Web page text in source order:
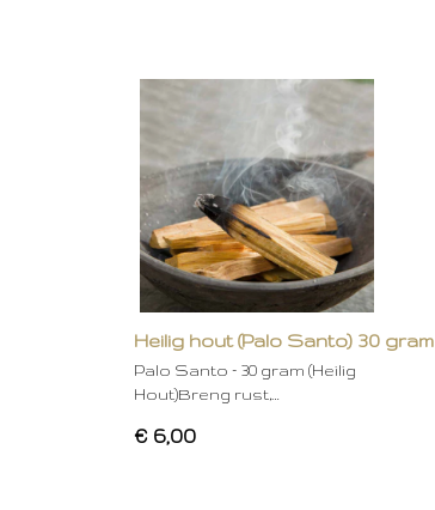
Heilig hout (Palo Santo) 30 gram
Palo Santo – 30 gram (Heilig
Hout)Breng rust,…
€ 6,00